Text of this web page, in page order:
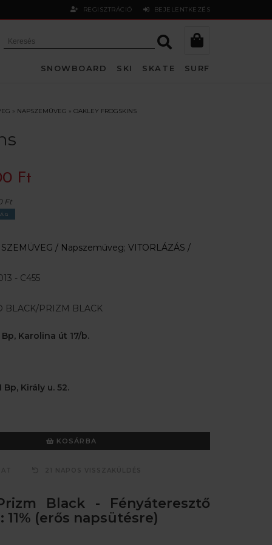
REGISZTRÁCIÓ BEJELENTKEZÉS
SNOWBOARD SKI SKATE SURF
» NAPSZEMÜVEG » OAKLEY FROGSKINS
Ft
Ft
SZEMÜVEG / Napszemüveg; VITORLÁZÁS /
- C455
BLACK/PRIZM BLACK
Bp, Karolina út 17/b.
Bp, Király u. 52.
KOSÁRBA
Black - Fényáteresztő
11% (erős napsütésre)